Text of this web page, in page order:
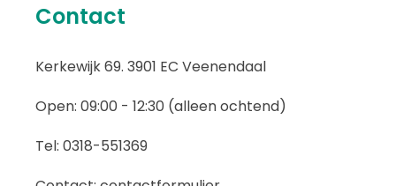
Contact
Kerkewijk 69. 3901 EC Veenendaal
Open: 09:00 - 12:30 (alleen ochtend)
Tel: 0318-551369